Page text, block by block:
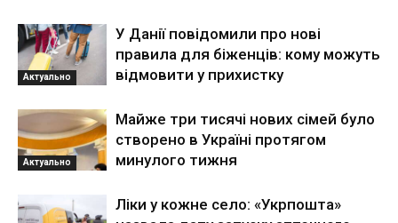
Актуально
У Данії повідомили про нові
правила для біженців: кому можуть
відмовити у прихистку
Актуально
Майже три тисячі нових сімей було
створено в Україні протягом
минулого тижня
Ліки у кожне село: «Укрпошта»